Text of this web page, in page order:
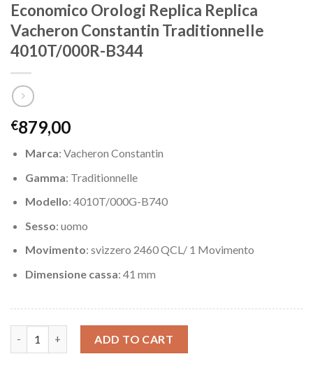
Economico Orologi Replica Replica
Vacheron Constantin Traditionnelle
4010T/000R-B344
€879,00
Marca: Vacheron Constantin
Gamma: Traditionnelle
Modello: 4010T/000G-B740
Sesso: uomo
Movimento: svizzero 2460 QCL/ 1 Movimento
Dimensione cassa: 41 mm
ADD TO CART